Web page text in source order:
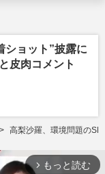
ショット”披露に
皮肉コメント
高梨沙羅、環境問題の
arrow_forward_ios もっと読む